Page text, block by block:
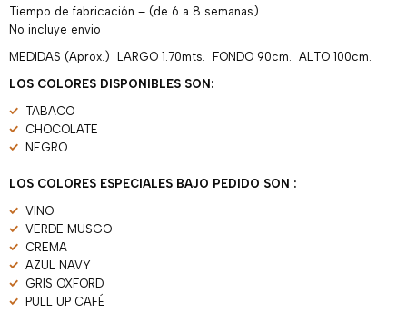
Tiempo de fabricación – (de 6 a 8 semanas)
No incluye envio
MEDIDAS (Aprox.) LARGO 1.70mts. FONDO 90cm. ALTO 100cm.
LOS COLORES DISPONIBLES SON:
TABACO
CHOCOLATE
NEGRO
LOS COLORES ESPECIALES BAJO PEDIDO SON :
VINO
VERDE MUSGO
CREMA
AZUL NAVY
GRIS OXFORD
PULL UP CAFÉ